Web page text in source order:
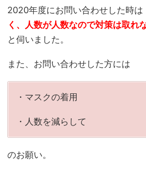
2020年度にお問い合わせした時は
く、人数が人数なので対策は取れな
と伺いました。
また、お問い合わせした方には
・マスクの着用
・人数を減らして
のお願い。